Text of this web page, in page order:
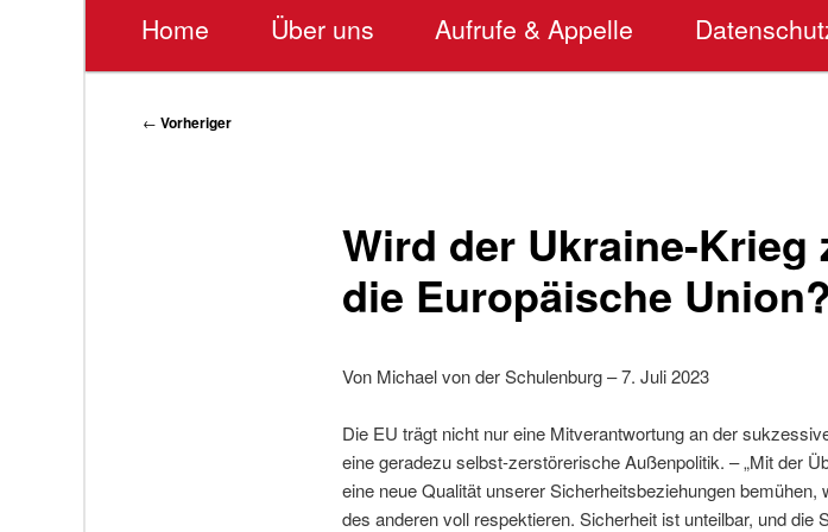
Home Über uns Aufrufe & Appelle
Beitragsnavigation
← Vorheriger
Wird der Ukraine-
die Europäische Union?
Von Michael von der Schulenburg – 7. Juli 2023
Die EU trägt nicht nur eine Mitverantwortung an der
eine geradezu selbst-zerstörerische Außenpolitik. – „Mit der
eine neue Qualität unserer Sicherheitsbeziehungen
des anderen voll respektieren. Sicherheit ist unteilbar, und die